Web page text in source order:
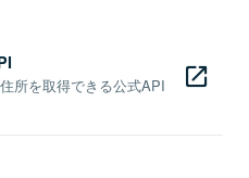
所を取得できる公式API